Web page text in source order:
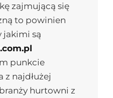
zajmującą się
to powinien
jakimi są
punkcie
z najdłużej
hurtowni z